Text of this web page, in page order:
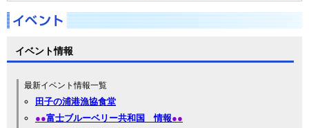
イベント情報
最新イベント情報一覧
田子の浦港漁協食堂
●●富士ブルーベリー共和国 情報●●